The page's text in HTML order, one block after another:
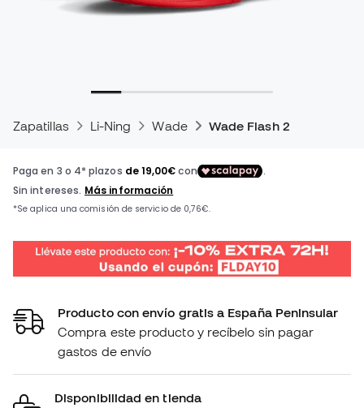
Zapatillas Li-Ning Wade Wade Flash 2
Producto con envío gratis a España Peninsular
Compra este producto y recíbelo sin pagar
gastos de envío
Disponibilidad en tienda